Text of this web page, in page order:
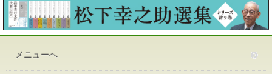
メニューへ